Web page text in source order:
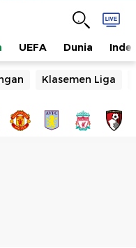
UEFA Dunia
Klasemen Liga